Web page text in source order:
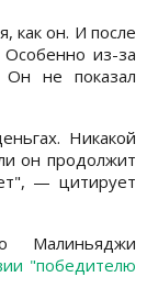
как он. И после
Особенно из-за
Он не показал
Никакой
он продолжит
— цитирует
Малиньяджи
"победителю